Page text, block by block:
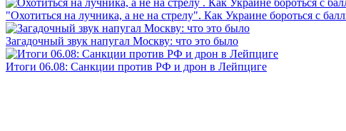
"Охотиться на лучника, а не на стрелу". Как Украине бороться с
Загадочный звук напугал Москву: что это было
Итоги 06.08: Санкции против РФ и дрон в Лейпциге